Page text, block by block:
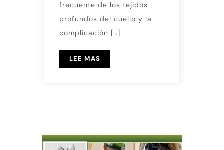
frecuente de los tejidos
profundos del cuello y la
complicación […]
LEE MAS